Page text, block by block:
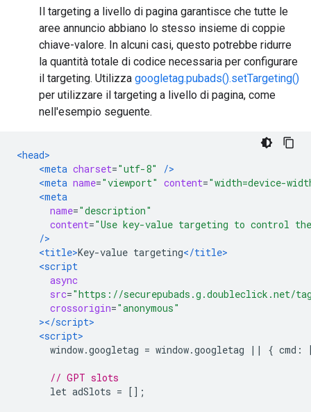
Il targeting a livello di pagina garantisce che tutte le
aree annuncio abbiano lo stesso insieme di coppie
chiave-valore. In alcuni casi, questo potrebbe ridurre
la quantità totale di codice necessaria per configurare
il targeting. Utilizza googletag.pubads().setTargeting()
per utilizzare il targeting a livello di pagina, come
nell'esempio seguente.
<head>
<meta charset="utf-8"
/>
<meta name="viewport" content="width=device-
<meta
name="description"
content="Use key-value targeting to control
/>
<title>Key-value targeting</title>
<script
async
src="https://securepubads.g.doubleclick.net/
crossorigin="anonymous"
></script>
<script>
window.googletag = window.googletag || { cmd :
// GPT slots
let adSlots = [];